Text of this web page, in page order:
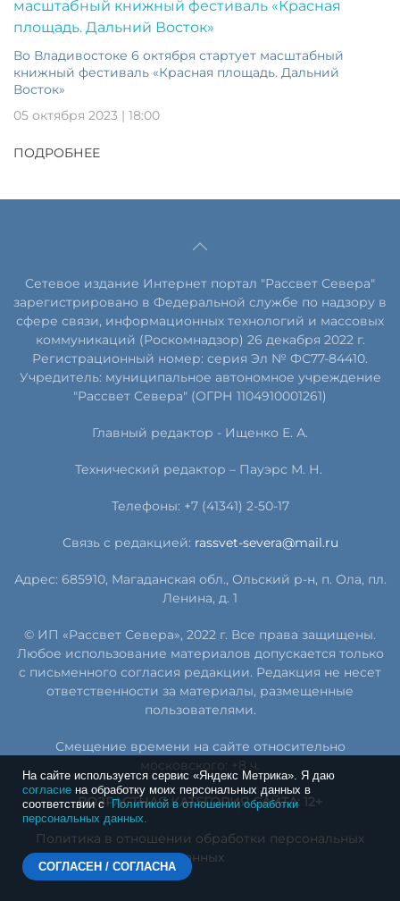
Во Владивостоке 6 октября стартует масштабный
книжный фестиваль «Красная площадь. Дальний
Восток»
05 октября 2023 | 18:00
ПОДРОБНЕЕ
Сетевое издание Интернет портал "Рассвет Севера"
зарегистрировано в Федеральной службе по надзору в
сфере связи, информационных технологий и массовых
коммуникаций (Роскомнадзор) 26 декабря 2022 г.
Регистрационный номер: серия Эл № ФС77-84410.
Учредитель: муниципальное автономное учреждение
"Рассвет Севера" (ОГРН 1104910001261)
Главный редактор - Ищенко Е. А.
Технический редактор – Пауэрс М. Н.
Телефоны: +7 (41341) 2-50-17
Связь с редакцией: rassvet-severa@mail.ru
Адрес: 685910, Магаданская обл., Ольский р-н, п. Ола, пл.
Ленина, д. 1
© ИП «Рассвет Севера», 2022 г. Все права защищены.
Любое использование материалов допускается только
с письменного согласия редакции. Редакция не несет
ответственности за материалы, размещенные
пользователями.
Смещение времени на сайте относительно
московского: +8 ч.
ВОЗРАСТНАЯ КАТЕГОРИЯ САЙТА: 12+
Политика в отношении обработки персональных
данных
На сайте используется сервис «Яндекс Метрика». Я даю
согласие на обработку моих персональных данных в
соответствии сПолитикой в отношении обработки
персональных данных.
СОГЛАСЕН / СОГЛАСНА